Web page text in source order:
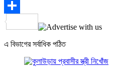
Email
Share
এ বিভাগের সর্বাধিক পঠিত